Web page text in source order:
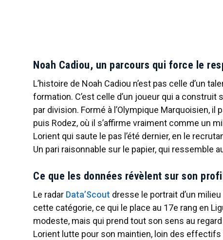
Noah Cadiou, un parcours qui force le
L’histoire de Noah Cadiou n’est pas celle d’un
formation. C’est celle d’un joueur qui a construit
par division. Formé à l’Olympique Marquoisien, il
puis Rodez, où il s’affirme vraiment comme un
Lorient qui saute le pas l’été dernier, en le
Un pari raisonnable sur le papier, qui ressemble
Ce que les données révèlent sur son profil
Le radar Data’Scout dresse le portrait d’un
cette catégorie, ce qui le place au 17e rang en
modeste, mais qui prend tout son sens au
Lorient lutte pour son maintien, loin des